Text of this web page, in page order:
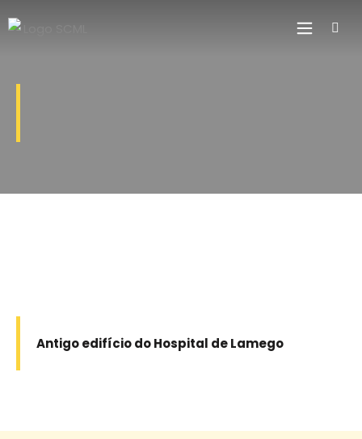
Antigo edifício do Hospital de Lamego